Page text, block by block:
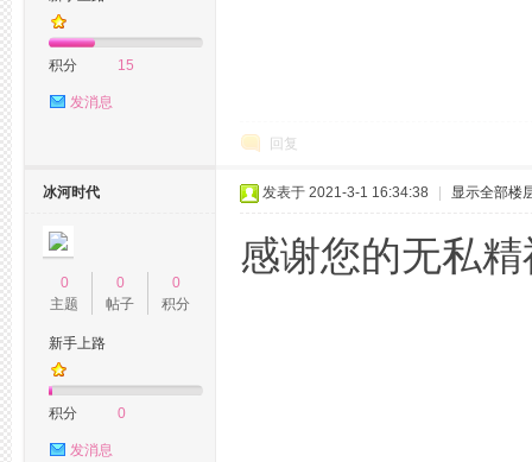
积分 15
发消息
回复
冰河时代
0
主题
0
帖子
0
积分
新手上路
积分 0
发消息
发表于 2021-3-1 16:34:38 显示全部楼
感谢您的无私精